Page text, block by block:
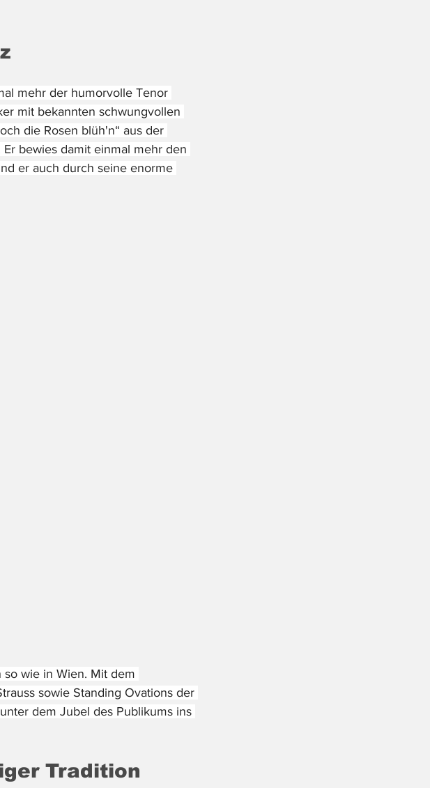
mehr der humorvolle Tenor
mit bekannten schwungvollen
die Rosen blüh'n“ aus der
bewies damit einmal mehr den
er auch durch seine enorme
wie in Wien. Mit dem
sowie Standing Ovations der
dem Jubel des Publikums ins
Tradition